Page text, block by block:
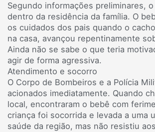
Segundo informações preliminares,
dentro da residência da família. O
os cuidados dos pais quando o
na casa, avançou repentinamente
Ainda não se sabe o que teria
agir de forma agressiva.
Atendimento e socorro
O Corpo de Bombeiros e a Polícia
acionados imediatamente. Quando
local, encontraram o bebê com
criança foi socorrida e levada a uma
saúde da região, mas não resistiu